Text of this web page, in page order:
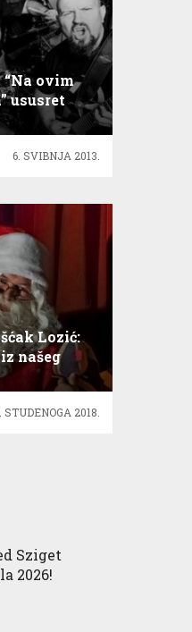
ovim
ususret
na Šalati!
6. SVIBNJA 2013.
Lozić:
našeg
srca
STUDENOGA 2018.
Sziget
2026!